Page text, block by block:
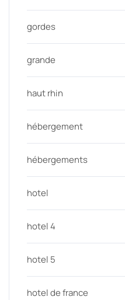
gordes
grande
haut rhin
hébergement
hébergements
hotel
hotel 4
hotel 5
hotel de france